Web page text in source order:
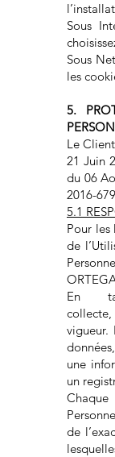
Sous
Sous
les
5.
Le
21 Juin
du 06
2016-
5.1
Pour les
de
En
vigueur.
une
un
de